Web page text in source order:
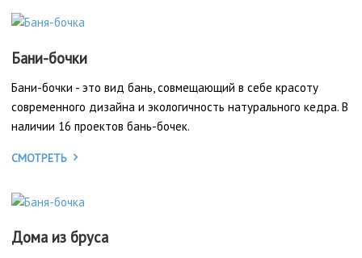
Бани-бочки
Бани-бочки - это вид бань, совмещающий в себе красоту
современного дизайна и экологичность натурального кедра. В
наличии 16 проектов бань-бочек.
СМОТРЕТЬ
Дома из бруса